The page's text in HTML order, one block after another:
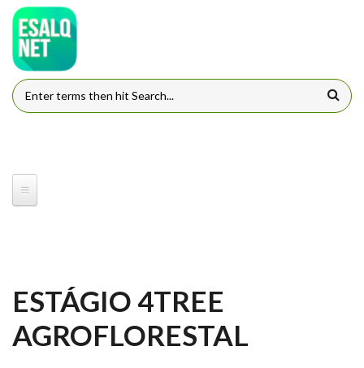
Pular para o conteúdo principal
FORMULÁRIO DE BUSCA
ESTÁGIO 4TREE
AGROFLORESTAL